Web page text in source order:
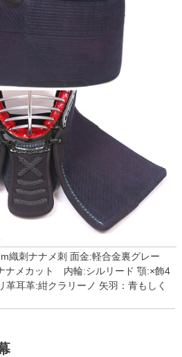
織刺ナナメ刺 面金:軽合金裏グレー
ナメカット 内輪:シルリード 顎:×飾4
革耳革:紺クラリーノ 矢羽：青もしく